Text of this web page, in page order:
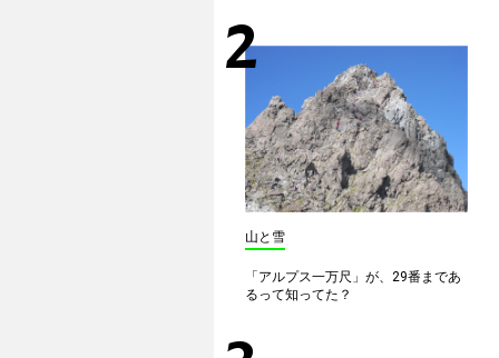
山と雪
「アルプス一万尺」が、29番まであ
るって知ってた？